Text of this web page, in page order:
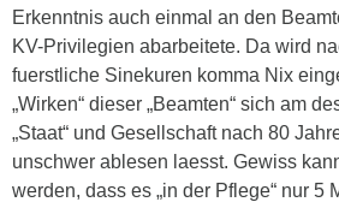
Erkenntnis auch einmal an den
KV-Privilegien abarbeitete. Da wird
fuerstliche Sinekuren komma Nix
„Wirken“ dieser „Beamten“ sich am
„Staat“ und Gesellschaft nach 80
unschwer ablesen laesst. Gewiss
werden, dass es „in der Pflege“ nur 5